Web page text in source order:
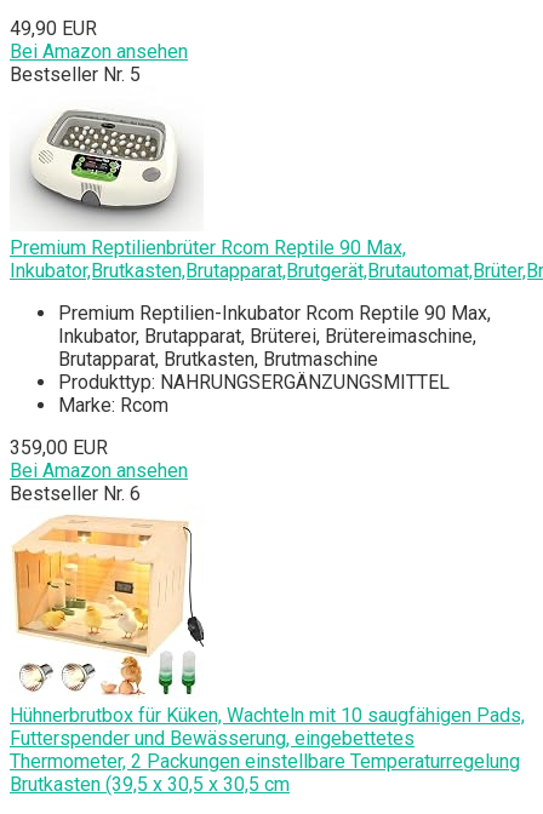
49,90 EUR
Bei Amazon ansehen
Bestseller Nr. 5
Premium Reptilienbrüter Rcom Reptile 90 Max,
Premium Reptilien-Inkubator Rcom Reptile 90 Max,
Inkubator, Brutapparat, Brüterei, Brütereimaschine,
Brutapparat, Brutkasten, Brutmaschine
Produkttyp: NAHRUNGSERGÄNZUNGSMITTEL
Marke: Rcom
359,00 EUR
Bei Amazon ansehen
Bestseller Nr. 6
Hühnerbrutbox für Küken, Wachteln mit 10 saugfähigen Pads,
Futterspender und Bewässerung, eingebettetes
Thermometer, 2 Packungen einstellbare Temperaturregelung
Brutkasten (39,5 x 30,5 x 30,5 cm